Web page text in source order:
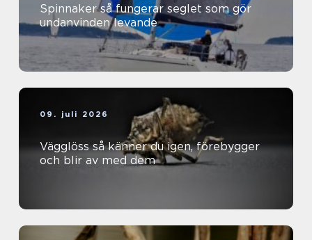
Spinnaker så fungerar seglet som gör
undanvinden levande
09. juli 2026
Vägglöss så känner du igen, förebygger
och blir av med dem